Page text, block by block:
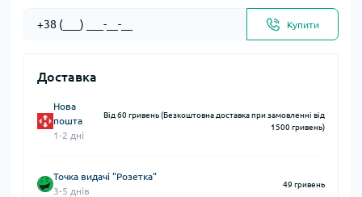
Купити
Доставка
Нова
пошта
1-2 дні
Від 60 гривень (Безкоштовна доставка при замовленні від
1500 гривень)
Точка видачі "Розетка"
3-5 днів
49 гривень